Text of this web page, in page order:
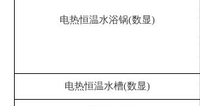
电热恒温水浴锅(数显)
电热恒温水槽(数显)